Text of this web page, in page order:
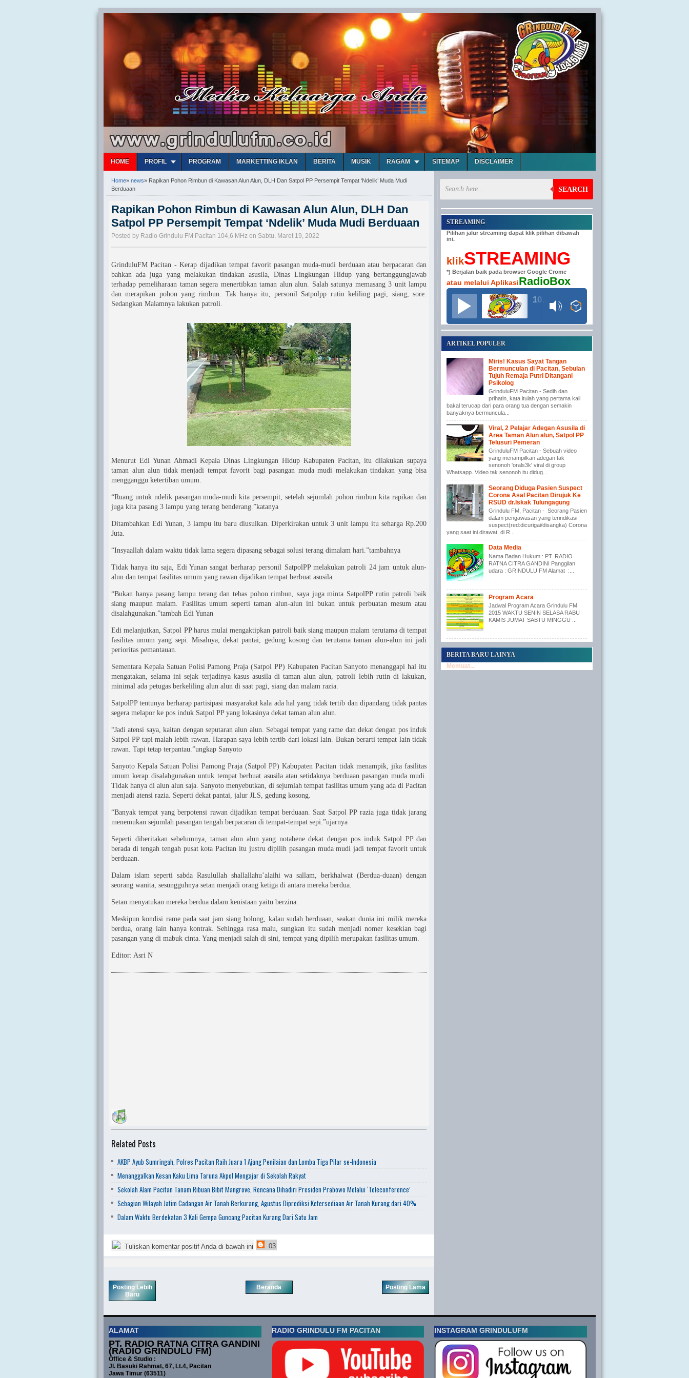
HOME PROFIL PROGRAM MARKETTING IKLAN BERITA MUSIK RAGAM SITEMAP DISCLAIMER
Home» news» Rapikan Pohon Rimbun di Kawasan Alun Alun, DLH Dan Satpol PP Persempit Tempat ‘Ndelik’ Muda Mudi
Berduaan
Rapikan Pohon Rimbun di Kawasan Alun Alun, DLH Dan
Satpol PP Persempit Tempat ‘Ndelik’ Muda Mudi Berduaan
Posted by Radio Grindulu FM Pacitan 104,6 MHz on Sabtu, Maret 19, 2022
GrinduluFM Pacitan - Kerap dijadikan tempat favorit pasangan muda-mudi berduaan atau berpacaran dan
bahkan ada juga yang melakukan tindakan asusila, Dinas Lingkungan Hidup yang bertanggungjawab
terhadap pemeliharaan taman segera menertibkan taman alun alun. Salah satunya memasang 3 unit lampu
dan merapikan pohon yang rimbun. Tak hanya itu, personil Satpolpp rutin keliling pagi, siang, sore.
Sedangkan Malamnya lakukan patroli.
Menurut Edi Yunan Ahmadi Kepala Dinas Lingkungan Hidup Kabupaten Pacitan, itu dilakukan supaya
taman alun alun tidak menjadi tempat favorit bagi pasangan muda mudi melakukan tindakan yang bisa
mengganggu ketertiban umum.
“Ruang untuk ndelik pasangan muda-mudi kita persempit, setelah sejumlah pohon rimbun kita rapikan dan
juga kita pasang 3 lampu yang terang benderang.”katanya
Ditambahkan Edi Yunan, 3 lampu itu baru diusulkan. Diperkirakan untuk 3 unit lampu itu seharga Rp.200
Juta.
“Insyaallah dalam waktu tidak lama segera dipasang sebagai solusi terang dimalam hari.”tambahnya
Tidak hanya itu saja, Edi Yunan sangat berharap personil SatpolPP melakukan patroli 24 jam untuk alun-
alun dan tempat fasilitas umum yang rawan dijadikan tempat berbuat asusila.
“Bukan hanya pasang lampu terang dan tebas pohon rimbun, saya juga minta SatpolPP rutin patroli baik
siang maupun malam. Fasilitas umum seperti taman alun-alun ini bukan untuk perbuatan mesum atau
disalahgunakan.”tambah Edi Yunan
Edi melanjutkan, Satpol PP harus mulai mengaktipkan patroli baik siang maupun malam terutama di tempat
fasilitas umum yang sepi. Misalnya, dekat pantai, gedung kosong dan terutama taman alun-alun ini jadi
perioritas pemantauan.
Sementara Kepala Satuan Polisi Pamong Praja (Satpol PP) Kabupaten Pacitan Sanyoto menanggapi hal itu
mengatakan, selama ini sejak terjadinya kasus asusila di taman alun alun, patroli lebih rutin di lakukan,
minimal ada petugas berkeliling alun alun di saat pagi, siang dan malam razia.
SatpolPP tentunya berharap partisipasi masyarakat kala ada hal yang tidak tertib dan dipandang tidak pantas
segera melapor ke pos induk Satpol PP yang lokasinya dekat taman alun alun.
“Jadi atensi saya, kaitan dengan seputaran alun alun. Sebagai tempat yang rame dan dekat dengan pos induk
Satpol PP tapi malah lebih rawan. Harapan saya lebih tertib dari lokasi lain. Bukan berarti tempat lain tidak
rawan. Tapi tetap terpantau.”ungkap Sanyoto
Sanyoto Kepala Satuan Polisi Pamong Praja (Satpol PP) Kabupaten Pacitan tidak menampik, jika fasilitas
umum kerap disalahgunakan untuk tempat berbuat asusila atau setidaknya berduaan pasangan muda mudi.
Tidak hanya di alun alun saja. Sanyoto menyebutkan, di sejumlah tempat fasilitas umum yang ada di Pacitan
menjadi atensi razia. Seperti dekat pantai, jalur JLS, gedung kosong.
“Banyak tempat yang berpotensi rawan dijadikan tempat berduaan. Saat Satpol PP razia juga tidak jarang
menemukan sejumlah pasangan tengah berpacaran di tempat-tempat sepi.”ujarnya
Seperti diberitakan sebelumnya, taman alun alun yang notabene dekat dengan pos induk Satpol PP dan
berada di tengah tengah pusat kota Pacitan itu justru dipilih pasangan muda mudi jadi tempat favorit untuk
berduaan.
Dalam islam seperti sabda Rasulullah shallallahu’alaihi wa sallam, berkhalwat (Berdua-duaan) dengan
seorang wanita, sesungguhnya setan menjadi orang ketiga di antara mereka berdua.
Setan menyatukan mereka berdua dalam kenistaan yaitu berzina.
Meskipun kondisi rame pada saat jam siang bolong, kalau sudah berduaan, seakan dunia ini milik mereka
berdua, orang lain hanya kontrak. Sehingga rasa malu, sungkan itu sudah menjadi nomer kesekian bagi
pasangan yang di mabuk cinta. Yang menjadi salah di sini, tempat yang dipilih merupakan fasilitas umum.
Editor: Asri N
Related Posts
AKBP Ayub Sumringah, Polres Pacitan Raih Juara 1 Ajang Penilaian dan Lomba Tiga Pilar se-Indonesia
Menanggalkan Kesan Kaku Lima Taruna Akpol Mengajar di Sekolah Rakyat
Sekolah Alam Pacitan Tanam Ribuan Bibit Mangrove, Rencana Dihadiri Presiden Prabowo Melalui ‘Teleconference’
Sebagian Wilayah Jatim Cadangan Air Tanah Berkurang, Agustus Diprediksi Ketersediaan Air Tanah Kurang dari 40%
Dalam Waktu Berdekatan 3 Kali Gempa Guncang Pacitan Kurang Dari Satu Jam
Tuliskan komentar positif Anda di bawah ini 03
Posting Lebih
Baru
Posting Lama
Beranda
SEARCH
STREAMING
Pilihan jalur streaming dapat klik pilihan dibawah
ini.
klikSTREAMING
*) Berjalan baik pada browser Google Crome
atau melalui AplikasiRadioBox
ARTIKEL POPULER
Miris! Kasus Sayat Tangan
Bermunculan di Pacitan, Sebulan
Tujuh Remaja Putri Ditangani
Psikolog
GrinduluFM Pacitan - Sedih dan
prihatin, kata itulah yang pertama kali
bakal terucap dari para orang tua dengan semakin
banyaknya bermuncula...
Viral, 2 Pelajar Adegan Asusila di
Area Taman Alun alun, Satpol PP
Telusuri Pemeran
GrinduluFM Pacitan - Sebuah video
yang menampilkan adegan tak
senonoh 'orals3k' viral di group
Whatsapp. Video tak senonoh itu didug...
Seorang Diduga Pasien Suspect
Corona Asal Pacitan Dirujuk Ke
RSUD dr.Iskak Tulungagung
Grindulu FM, Pacitan - Seorang Pasien
dalam pengawasan yang terindikasi
suspect(red:dicurigai/disangka) Corona
yang saat ini dirawat di R...
Data Media
Nama Badan Hukum : PT. RADIO
RATNA CITRA GANDINI Panggilan
udara : GRINDULU FM Alamat :...
Program Acara
Jadwal Program Acara Grindulu FM
2015 WAKTU SENIN SELASA RABU
KAMIS JUMAT SABTU MINGGU ...
BERITA BARU LAINYA
Memuat...
ALAMAT
PT. RADIO RATNA CITRA GANDINI
(RADIO GRINDULU FM)
Office & Studio :
Jl. Basuki Rahmat, 67, Lt.4, Pacitan
Jawa Timur (63511)
RADIO GRINDULU FM PACITAN INSTAGRAM GRINDULUFM